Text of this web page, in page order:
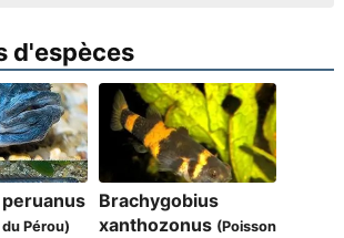
d'espèces
Pérou)
Brachygobius
xanthozonus (Poisson